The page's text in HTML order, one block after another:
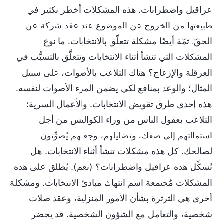
عراقيل واضطرابات. هذه المشكلات أخطر بكثير في
طبيعتها من الخروج عن الموضوع عند عقد شركة عن
الحقّ. ثمّة أيضًا مشكلة تتعلّق بالانتخابات. ما نوع
المشكلات التي تنشأ أثناء الانتخابات وتتعلَّق بالتسبُّب في
العرقلة والإزعاج؟ هناك التلاعب بالأصوات، على سبيل
المثال؛ والوعد بمنافع لكي يضمن المرء الأصوات لنفسه.
هذه إحدى طرق تقويض الانتخابات. والأعمال السرية؛
التلاعب بعقول الناس من وراء الكواليس من أجل
استمالتهم إلى صفك، وتضليلهم، وجعلهم يُصوِّتون
لصالحك. كل هذه مشكلات تنشأ أثناء الانتخابات. هل
تُشكِّل هذه عراقيل واضطرابات؟ (نعم). يُطلق على هذه
المشكلات مُجتمعة اسم انتهاك مبادئ الانتخابات. ومشكلة
أخرى هي الثرثرة بشأن الأمور المنزلية، وعقد صلات
شخصية، والتعامل مع الشؤون الشخصية. قد يحضر